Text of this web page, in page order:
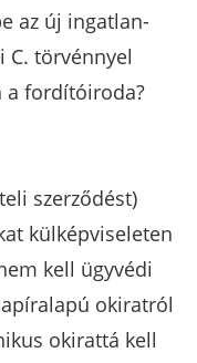
az új ingatlan-
C. törvénnyel
a fordítóiroda?
szerződést)
külképviseleten
kell ügyvédi
okiratról
okirattá kell